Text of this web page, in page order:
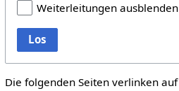
Weiterleitungen ausblenden
Los
Die folgenden Seiten verlinken auf